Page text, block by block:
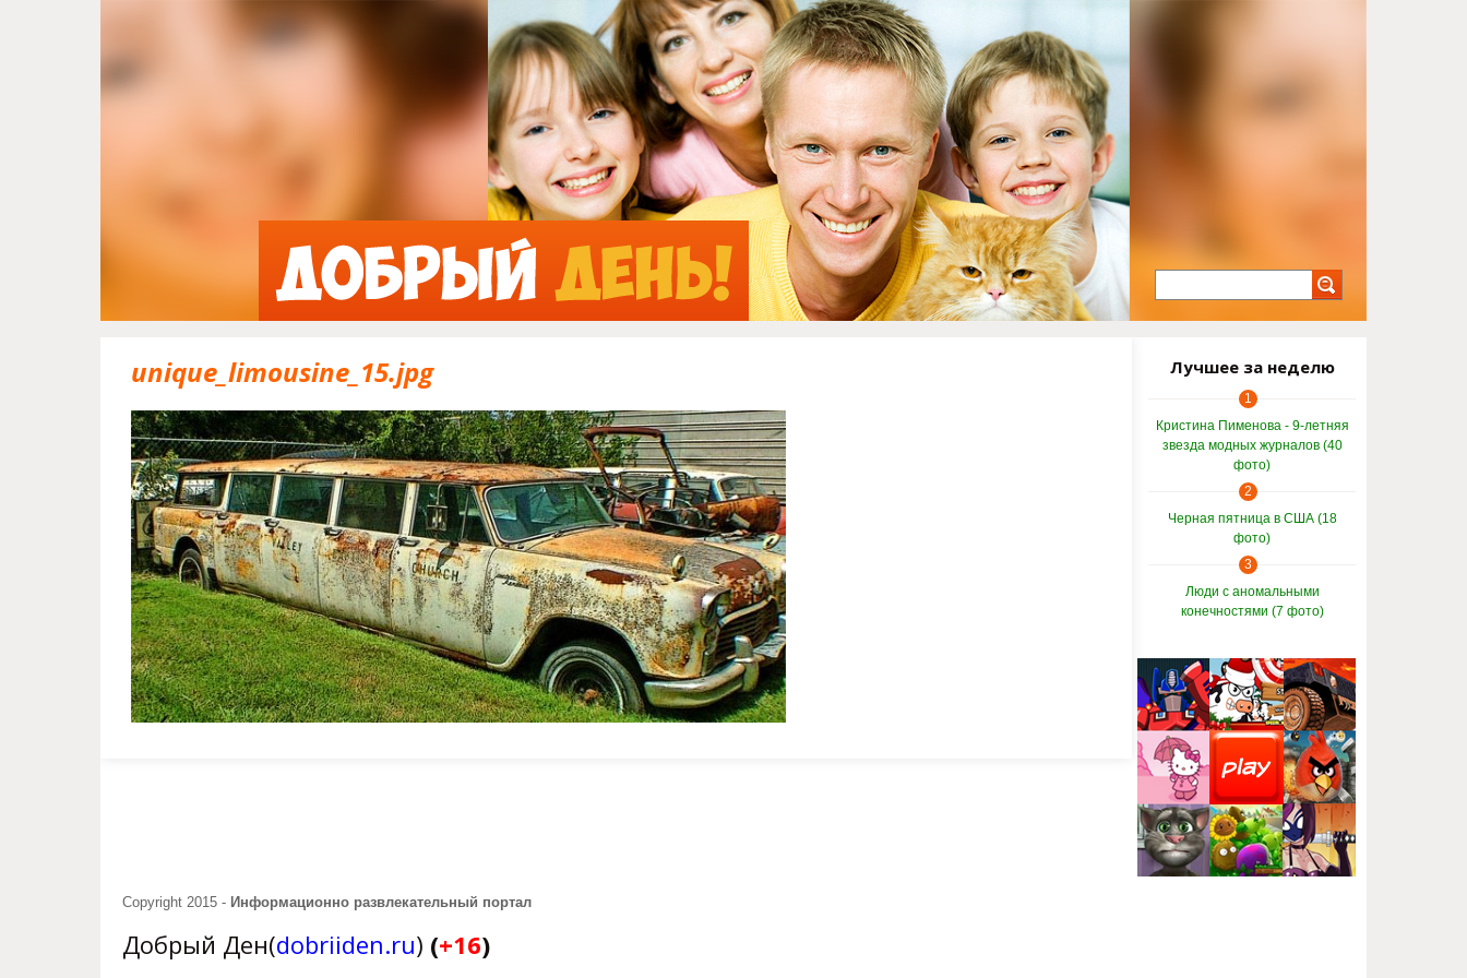
Jump to Navigation
unique_limousine_15.jpg Лучшее за неделю
1
Кристина Пименова - 9-летняя
звезда модных журналов (40
фото)
2
Черная пятница в США (18
фото)
3
Люди с аномальными
конечностями (7 фото)
Copyright 2015 - Информационно развлекательный портал
Добрый Ден(dobriiden.ru) (+16)